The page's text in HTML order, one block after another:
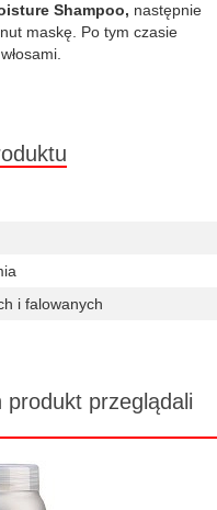
Shampoo, następnie
maskę. Po tym czasie
i falowanych
produkt przeglądali